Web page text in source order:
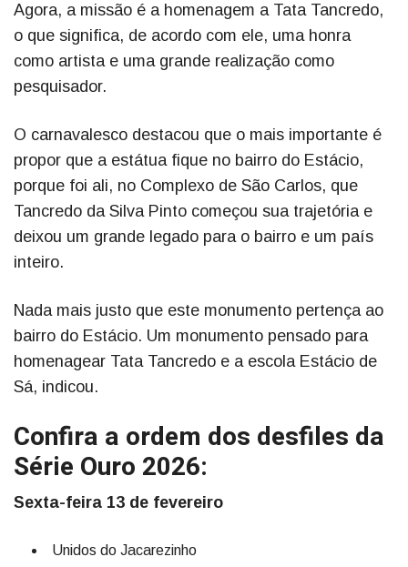
Agora, a missão é a homenagem a Tata Tancredo,
o que significa, de acordo com ele, uma honra
como artista e uma grande realização como
pesquisador.
O carnavalesco destacou que o mais importante é
propor que a estátua fique no bairro do Estácio,
porque foi ali, no Complexo de São Carlos, que
Tancredo da Silva Pinto começou sua trajetória e
deixou um grande legado para o bairro e um país
inteiro.
Nada mais justo que este monumento pertença ao
bairro do Estácio. Um monumento pensado para
homenagear Tata Tancredo e a escola Estácio de
Sá, indicou.
Confira a ordem dos desfiles da
Série Ouro 2026:
Sexta-feira 13 de fevereiro
Unidos do Jacarezinho